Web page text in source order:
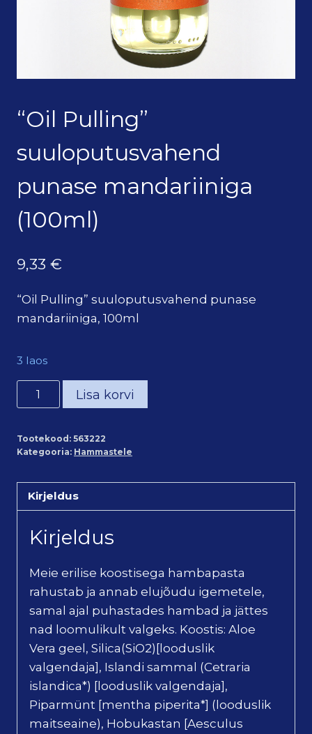
“Oil Pulling”
suuloputusvahend
punase mandariiniga
(100ml)
9,33 €
“Oil Pulling” suuloputusvahend punase
mandariiniga, 100ml
3 laos
Pulling"
punase
(100ml)
kogus
Lisa korvi
Tootekood: 563222
Kategooria: Hammastele
Kirjeldus
Kirjeldus
Meie erilise koostisega hambapasta
rahustab ja annab elujõudu igemetele,
samal ajal puhastades hambad ja jättes
nad loomulikult valgeks. Koostis: Aloe
Vera geel, Silica(SiO2)[looduslik
valgendaja], Islandi sammal (Cetraria
islandica*) [looduslik valgendaja],
Piparmünt [mentha piperita*] (looduslik
maitseaine), Hobukastan [Aesculus